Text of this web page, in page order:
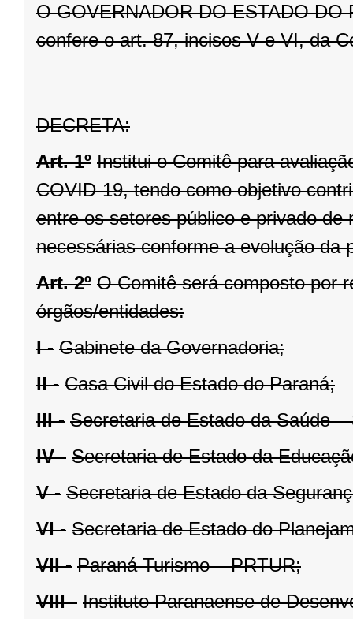
O GOVERNADOR DO ESTADO DO
confere o art. 87, incisos V e VI, da
DECRETA:
Art. 1º Institui o Comitê para
COVID-19, tendo como objetivo
entre os setores público e privado
necessárias conforme a evolução da
Art. 2º O Comitê será composto por
órgãos/entidades:
I - Gabinete da Governadoria;
II - Casa Civil do Estado do Paraná;
III - Secretaria de Estado da Saúde –
IV - Secretaria de Estado da
V - Secretaria de Estado da
VI - Secretaria de Estado do
VII - Paraná Turismo – PRTUR;
VIII - Instituto Paranaense de